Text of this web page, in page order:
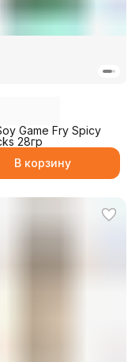
Game Fry Spicy
28гр
В корзину